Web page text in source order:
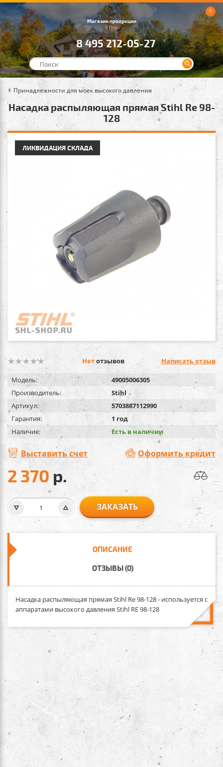
Магазин продукции
STIHL
8 495 212-05-27
0
Принадлежности для моек высокого давления
Насадка распыляющая прямая Stihl Rе 98-
128
ЛИКВИДАЦИЯ СКЛАДА
Нетотзывов Написать отзыв
Модель:
49005006305
Производитель:
Stihl
Артикул:
5703887112990
Гарантия:
1 год
Наличие:
Есть в наличии
Выставить счет Оформить кредит
2 370р.
ЗАКАЗАТЬ
ОПИСАНИЕ
ОТЗЫВЫ (0)
Насадка распыляющая прямая Stihl Rе 98-128- используется с
аппаратами высокого давления Stihl RE 98-128